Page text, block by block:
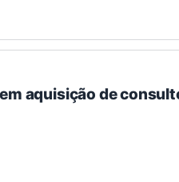
aquisição de